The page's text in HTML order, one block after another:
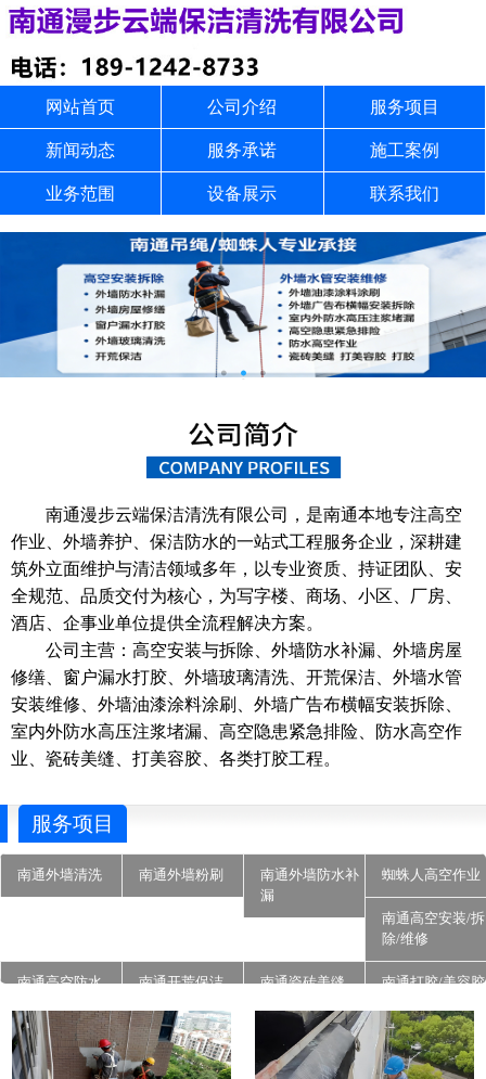
网站首页 公司介绍 服务项目
新闻动态 服务承诺 施工案例
业务范围 设备展示 联系我们
南通漫步云端保洁清洗有限公司，是南通本地专注高空
作业、外墙养护、保洁防水的一站式工程服务企业，深耕建
筑外立面维护与清洁领域多年，以专业资质、持证团队、安
全规范、品质交付为核心，为写字楼、商场、小区、厂房、
酒店、企事业单位提供全流程解决方案。
公司主营：高空安装与拆除、外墙防水补漏、外墙房屋
修缮、窗户漏水打胶、外墙玻璃清洗、开荒保洁、外墙水管
安装维修、外墙油漆涂料涂刷、外墙广告布横幅安装拆除、
室内外防水高压注浆堵漏、高空隐患紧急排险、防水高空作
业、瓷砖美缝、打美容胶、各类打胶工程。
服务项目
南通外墙清洗 南通外墙粉刷
南通外墙防水补
漏
蜘蛛人高空作业
南通高空安装/拆
除/维修
南通高空防水 南通开荒保洁 南通瓷砖美缝 南通打胶/美容胶
南通石材翻新养
护
南通地面高压清
洗
南通外墙真石漆
施工